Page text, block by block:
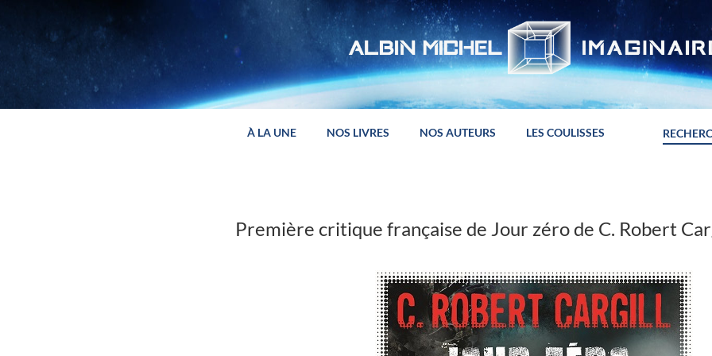
À LA UNE NOS LIVRES NOS AUTEURS LES COULISSES
Première critique française de Jour zéro de C. Robert